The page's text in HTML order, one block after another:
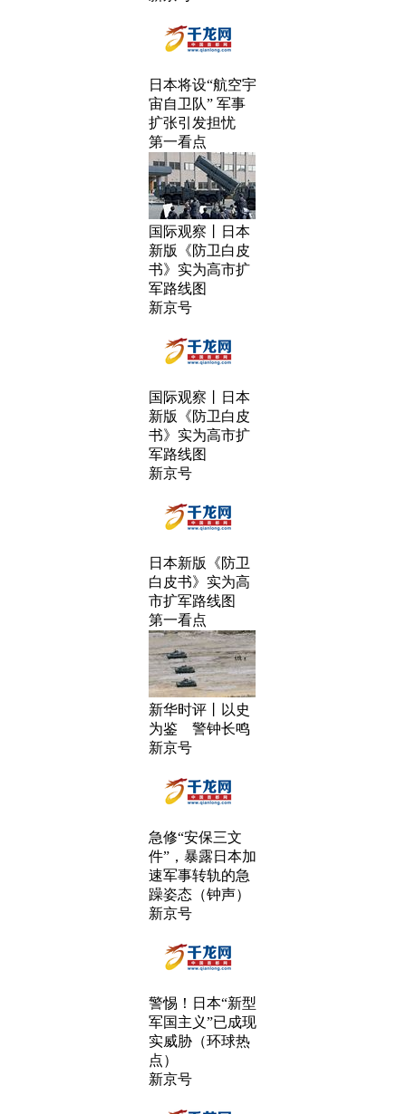
日本将设“航空宇
宙自卫队” 军事
扩张引发担忧
第一看点
国际观察丨日本
新版《防卫白皮
书》实为高市扩
军路线图
新京号
国际观察丨日本
新版《防卫白皮
书》实为高市扩
军路线图
新京号
日本新版《防卫
白皮书》实为高
市扩军路线图
第一看点
新华时评丨以史
为鉴 警钟长鸣
新京号
急修“安保三文
件”，暴露日本加
速军事转轨的急
躁姿态（钟声）
新京号
警惕！日本“新型
军国主义”已成现
实威胁（环球热
点）
新京号